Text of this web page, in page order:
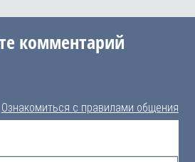
комментарий
Ознакомиться с правилами общения